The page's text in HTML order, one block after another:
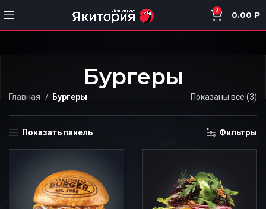
0 0.00 ₽
Бургеры
Главная Бургеры Показаны все (3)
Показать панель Фильтры